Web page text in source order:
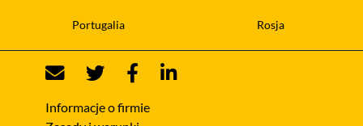
Portugalia Rosja
Informacje o firmie